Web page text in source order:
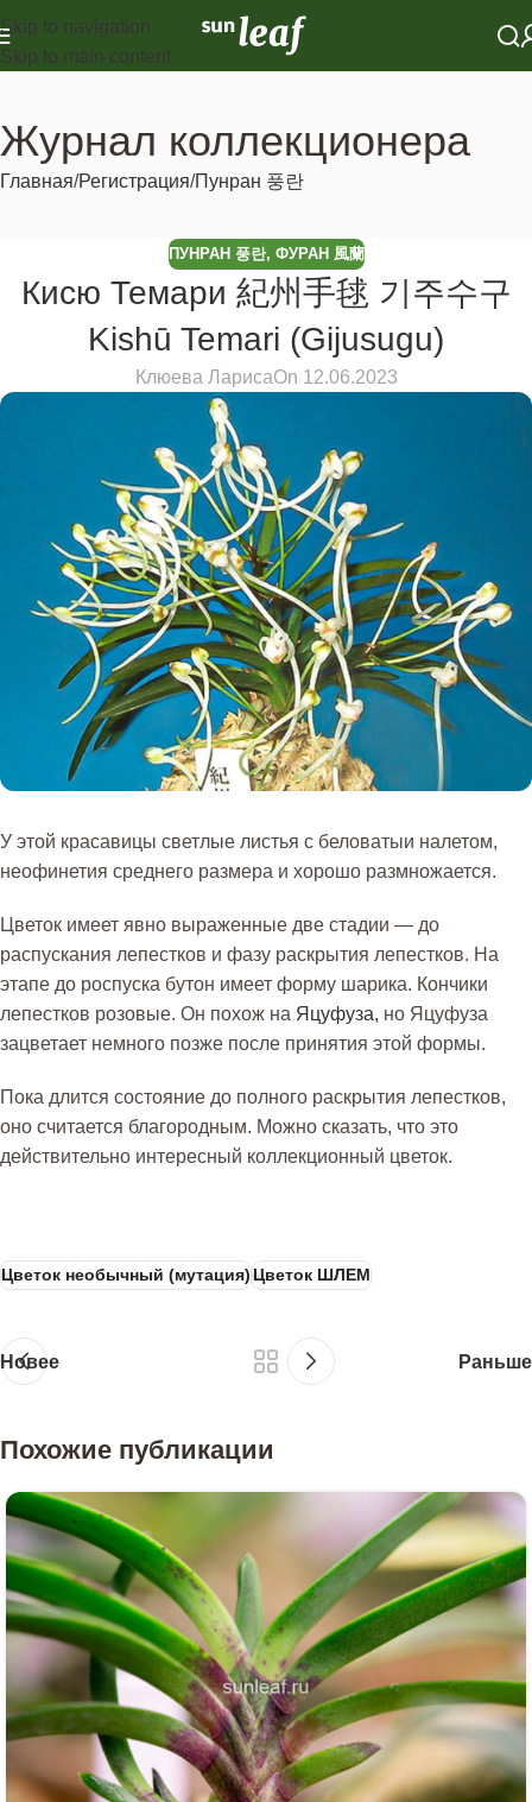
Skip to navigation
Skip to main content
Журнал коллекционера
Главная Регистрация Пунран 풍란
ПУНРАН 풍란, ФУРАН 風蘭
Кисю Темари 紀州手毬 기주수구
Kishū Temari (Gijusugu)
Клюева ЛарисаOn 12.06.2023
У этой красавицы светлые листья с беловатыи налетом,
неофинетия среднего размера и хорошо размножается.
Цветок имеет явно выраженные две стадии — до
распускания лепестков и фазу раскрытия лепестков. На
этапе до роспуска бутон имеет форму шарика. Кончики
лепестков розовые. Он похож на Яцуфуза, но Яцуфуза
зацветает немного позже после принятия этой формы.
Пока длится состояние до полного раскрытия лепестков,
оно считается благородным. Можно сказать, что это
действительно интересный коллекционный цветок.
Цветок необычный (мутация)Цветок ШЛЕМ
Новее Раньше
Похожие публикации